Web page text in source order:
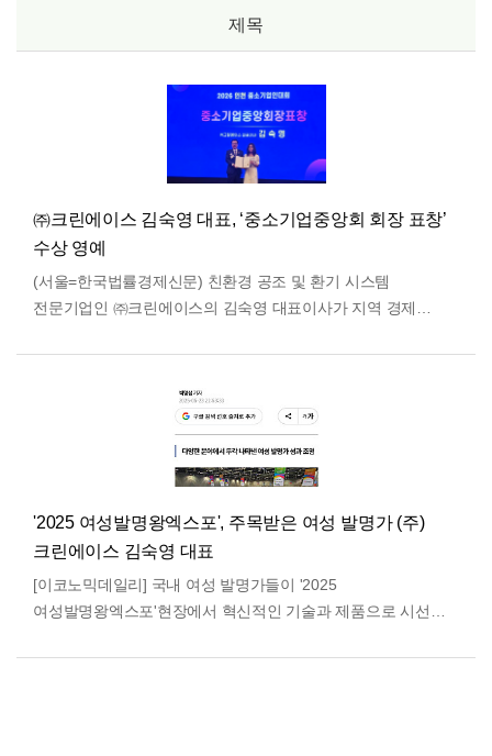
제목
㈜크린에이스 김숙영 대표, ‘중소기업중앙회 회장 표창’
수상 영예
(서울=한국법률경제신문) 친환경 공조 및 환기 시스템
전문기업인 ㈜크린에이스의 김숙영 대표이사가 지역 경제
표창을 받았…
'2025 여성발명왕엑스포', 주목받은 여성 발명가 (주)
크린에이스 김숙영 대표
[이코노믹데일리] 국내 여성 발명가들이 '2025
여성발명왕엑스포'현장에서 혁신적인 기술과 제품으로 시선을
화려하게 …